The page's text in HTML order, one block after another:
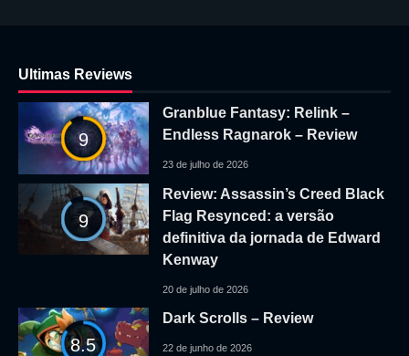
Ultimas Reviews
9
Granblue Fantasy: Relink –
Endless Ragnarok – Review
23 de julho de 2026
9
Review: Assassin’s Creed Black
Flag Resynced: a versão
definitiva da jornada de Edward
Kenway
20 de julho de 2026
8.5
Dark Scrolls – Review
22 de junho de 2026